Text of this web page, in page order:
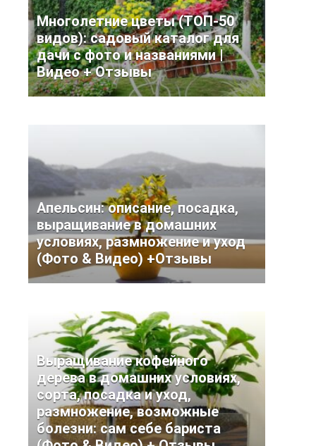
Многолетние цветы (ТОП-50
видов): садовый каталог для
дачи с фото и названиями |
Видео + Отзывы
Апельсин: описание, посадка,
выращивание в домашних
условиях, размножение и уход
(Фото & Видео) +Отзывы
Выращивание кофейного
дерева в домашних условиях,
сорта, посадка и уход,
размножение, возможные
болезни: сам себе бариста